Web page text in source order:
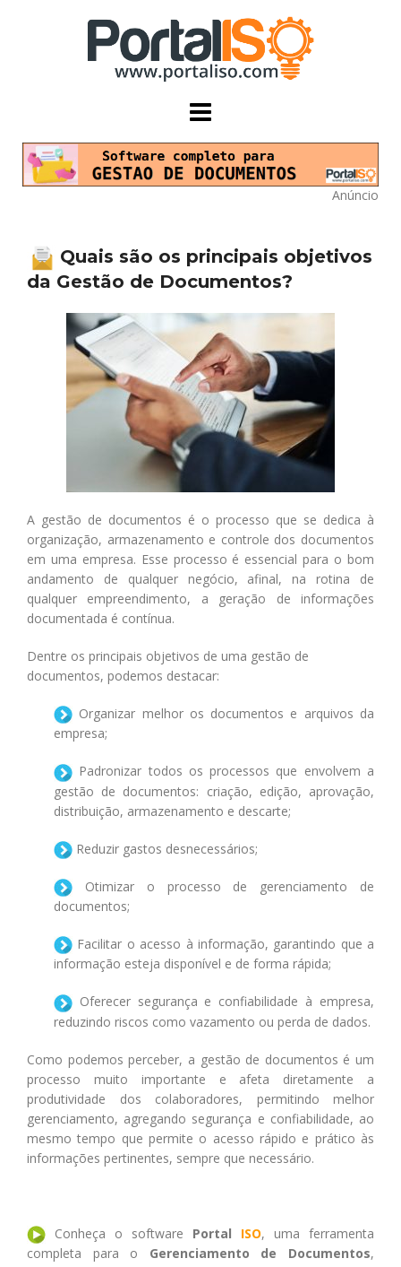
Anúncio
Quais são os principais objetivos
da Gestão de Documentos?
A gestão de documentos é o processo que se dedica à
organização, armazenamento e controle dos documentos
em uma empresa. Esse processo é essencial para o bom
andamento de qualquer negócio, afinal, na rotina de
qualquer empreendimento, a geração de informações
documentada é contínua.
Dentre os principais objetivos de uma gestão de
documentos, podemos destacar:
Organizar melhor os documentos e arquivos da
empresa;
Padronizar todos os processos que envolvem a
gestão de documentos: criação, edição, aprovação,
distribuição, armazenamento e descarte;
Reduzir gastos desnecessários;
Otimizar o processo de gerenciamento de
documentos;
Facilitar o acesso à informação, garantindo que a
informação esteja disponível e de forma rápida;
Oferecer segurança e confiabilidade à empresa,
reduzindo riscos como vazamento ou perda de dados.
Como podemos perceber, a gestão de documentos é um
processo muito importante e afeta diretamente a
produtividade dos colaboradores, permitindo melhor
gerenciamento, agregando segurança e confiabilidade, ao
mesmo tempo que permite o acesso rápido e prático às
informações pertinentes, sempre que necessário.
Conheça o software Portal ISO, uma ferramenta
completa para o Gerenciamento de Documentos,